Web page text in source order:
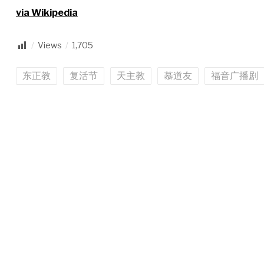
via Wikipedia
Views 1,705
东正教 复活节 天主教 慕道友 福音广播剧